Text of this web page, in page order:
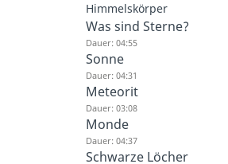
Himmelskörper
Was sind Sterne?
Dauer: 04:55
Sonne
Dauer: 04:31
Meteorit
Dauer: 03:08
Monde
Dauer: 04:37
Schwarze Löcher